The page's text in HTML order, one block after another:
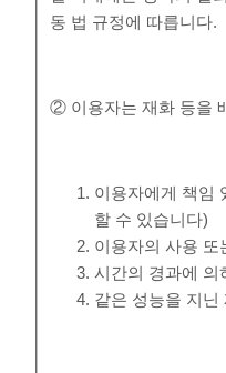
동 법 규정에 따릅니다.
② 이용자는 재화 등을
이용자에게 책임
할 수 있습니다)
이용자의 사용 또
시간의 경과에 의
같은 성능을 지닌